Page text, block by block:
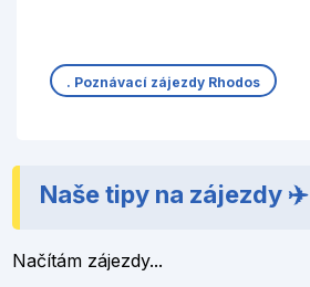
. Poznávací zájezdy Rhodos
Naše tipy na zájezdy ✈️
Načítám zájezdy...